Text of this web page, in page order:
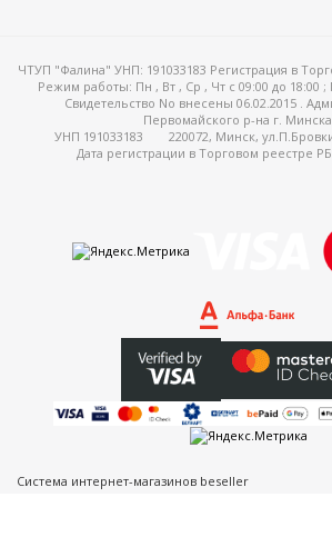
ЧТУП "Фалина" УНП: 191033183 Регистрация в
Режим работы: Пн , Вт , Ср , Чт c 09:00 до 18:00 ;
Свидетельство No внесены 06.02.2015 .
Первомайского р-на г. Минска
УНП 191033183
220072, Минск,
Дата регистрации в Торговом реестре
Система интернет-магазинов beseller